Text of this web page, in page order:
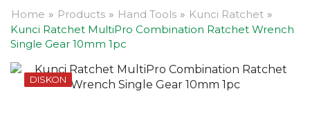
Home » Products » Hand Tools » Kunci Ratchet »
Kunci Ratchet MultiPro Combination Ratchet Wrench
Single Gear 10mm 1pc
DISKON